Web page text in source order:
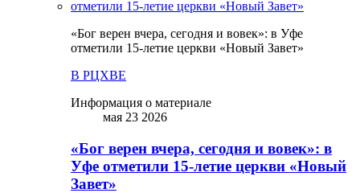
«Бог верен вчера, сегодня и вовек»: в Уфе
отметили 15-летие церкви «Новый Завет»
В РЦХВЕ
Информация о материале
мая 23 2026
«Бог верен вчера, сегодня и вовек»: в
Уфе отметили 15-летие церкви «Новый
Завет»